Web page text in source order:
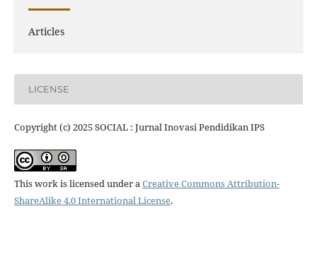
Articles
LICENSE
Copyright (c) 2025 SOCIAL : Jurnal Inovasi Pendidikan IPS
This work is licensed under aCreative Commons Attribution-
ShareAlike 4.0 International License.